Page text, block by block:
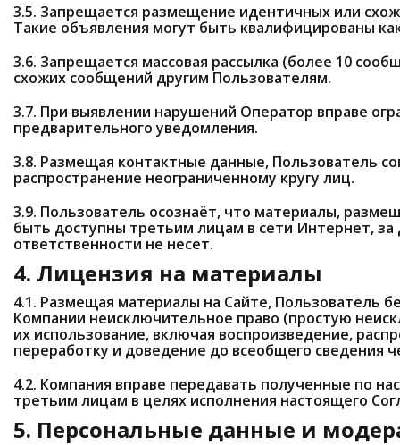
3.5. Запрещается размещение идентичных или
Такие объявления могут быть квалифицированы
3.6. Запрещается массовая рассылка (более 10
схожих сообщений другим Пользователям.
3.7. При выявлении нарушений Оператор вправе
предварительного уведомления.
3.8. Размещая контактные данные, Пользователь
распространение неограниченному кругу лиц.
3.9. Пользователь осознаёт, что материалы,
быть доступны третьим лицам в сети Интернет,
ответственности не несет.
4. Лицензия на материалы
4.1. Размещая материалы на Сайте, Пользователь
Компании неисключительное право (простую
их использование, включая воспроизведение,
переработку и доведение до всеобщего сведения
4.2. Компания вправе передавать полученные по
третьим лицам в целях исполнения настоящего
5. Персональные данные и